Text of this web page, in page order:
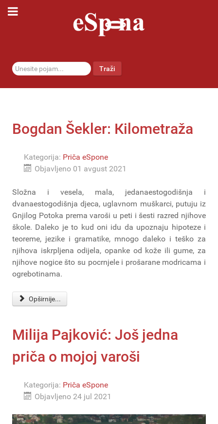
traži... Traži
Bogdan Šekler: Кilometraža
Kategorija: Priča eSpone
Objavljeno 01 avgust 2021
Složna i vesela, mala, jedanaestogodišnja i
dvanaestogodišnja djeca, uglavnom muškarci, putuju iz
Gnjilog Potoka prema varoši u peti i šesti razred njihove
škole. Daleko je to kud oni idu da upoznaju hipoteze i
teoreme, jezike i gramatike, mnogo daleko i teško za
njihova iskrpljena odijela, opanke od kože ili gume, za
njihove nogice što su pocrnjele i prošarane modricama i
ogrebotinama.
Opširnije...
Milija Pajković: Još jedna
priča o mojoj varoši
Kategorija: Priča eSpone
Objavljeno 24 jul 2021